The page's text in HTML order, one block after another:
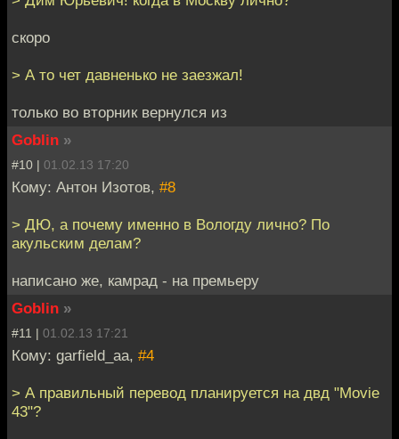
скоро
> А то чет давненько не заезжал!
только во вторник вернулся из
Goblin »
#10 | 01.02.13 17:20
Кому: Антон Изотов, #8
> ДЮ, а почему именно в Вологду лично? По
акульским делам?
написано же, камрад - на премьеру
Goblin »
#11 | 01.02.13 17:21
Кому: garfield_aa, #4
> А правильный перевод планируется на двд "Movie
43"?